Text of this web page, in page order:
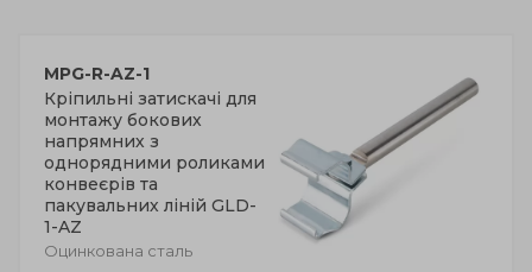
MPG-R-AZ-1
Кріпильні затискачі для
монтажу бокових
напрямних з
однорядними роликами
конвеєрів та
пакувальних ліній GLD-
1-AZ
Оцинкована сталь